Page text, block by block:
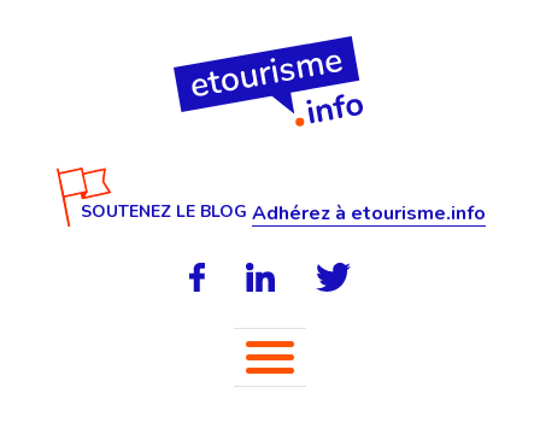
SOUTENEZ LE BLOG Adhérez à etourisme.info